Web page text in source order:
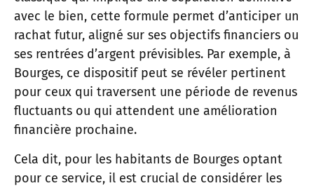
avec le bien, cette formule permet d’anticiper un
rachat futur, aligné sur ses objectifs financiers ou
ses rentrées d’argent prévisibles. Par exemple, à
Bourges, ce dispositif peut se révéler pertinent
pour ceux qui traversent une période de revenus
fluctuants ou qui attendent une amélioration
financière prochaine.
Cela dit, pour les habitants de Bourges optant
pour ce service, il est crucial de considérer les